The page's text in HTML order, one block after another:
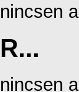
nincsen
R...
nincsen